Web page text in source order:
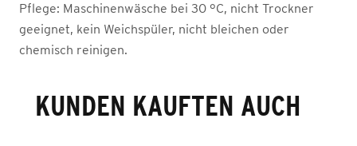
Pflege: Maschinenwäsche bei 30 °C, nicht Trockner
geeignet, kein Weichspüler, nicht bleichen oder
chemisch reinigen.
KUNDEN KAUFTEN AUCH